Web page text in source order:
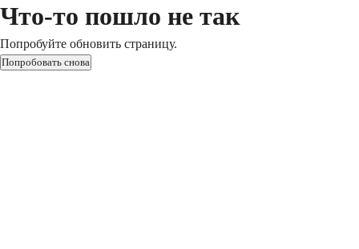
Что-то пошло не так
Попробуйте обновить страницу.
Попробовать снова